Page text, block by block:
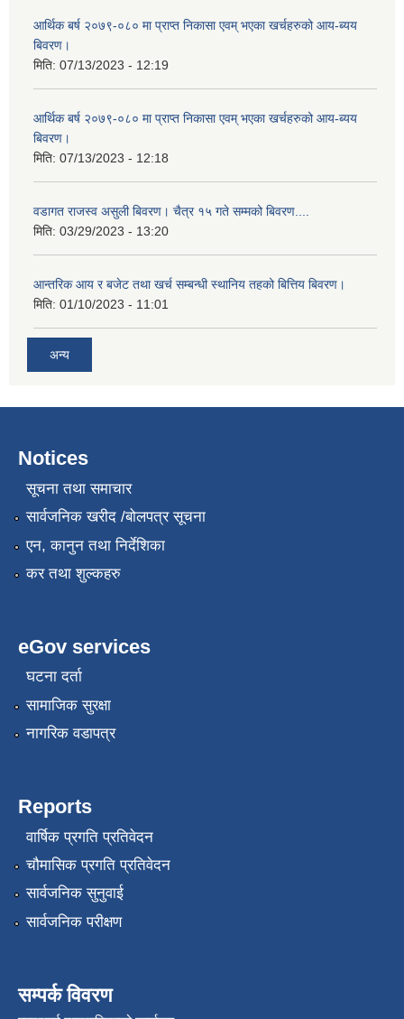
आर्थिक बर्ष २०७९-०८० मा प्राप्त निकासा एवम् भएका खर्चहरुको आय-ब्यय
बिवरण।
मिति: 07/13/2023 - 12:19
आर्थिक बर्ष २०७९-०८० मा प्राप्त निकासा एवम् भएका खर्चहरुको आय-ब्यय
बिवरण।
मिति: 07/13/2023 - 12:18
वडागत राजस्व असुली बिवरण। चैत्र १५ गते सम्मको बिवरण....
मिति: 03/29/2023 - 13:20
आन्तरिक आय र बजेट तथा खर्च सम्बन्धी स्थानिय तहको बित्तिय बिवरण।
मिति: 01/10/2023 - 11:01
अन्य
Notices
सूचना तथा समाचार
सार्वजनिक खरीद /बोलपत्र सूचना
एन, कानुन तथा निर्देशिका
कर तथा शुल्कहरु
eGov services
घटना दर्ता
सामाजिक सुरक्षा
नागरिक वडापत्र
Reports
वार्षिक प्रगति प्रतिवेदन
चौमासिक प्रगति प्रतिवेदन
सार्वजनिक सुनुवाई
सार्वजनिक परीक्षण
सम्पर्क विवरण